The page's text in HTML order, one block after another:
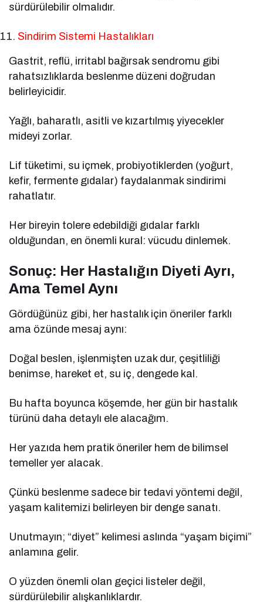
sürdürülebilir olmalıdır.
Sindirim Sistemi Hastalıkları
Gastrit, reflü, irritabl bağırsak sendromu gibi
rahatsızlıklarda beslenme düzeni doğrudan
belirleyicidir.
Yağlı, baharatlı, asitli ve kızartılmış yiyecekler
mideyi zorlar.
Lif tüketimi, su içmek, probiyotiklerden (yoğurt,
kefir, fermente gıdalar) faydalanmak sindirimi
rahatlatır.
Her bireyin tolere edebildiği gıdalar farklı
olduğundan, en önemli kural: vücudu dinlemek.
Sonuç: Her Hastalığın Diyeti Ayrı,
Ama Temel Aynı
Gördüğünüz gibi, her hastalık için öneriler farklı
ama özünde mesaj aynı:
Doğal beslen, işlenmişten uzak dur, çeşitliliği
benimse, hareket et, su iç, dengede kal.
Bu hafta boyunca köşemde, her gün bir hastalık
türünü daha detaylı ele alacağım.
Her yazıda hem pratik öneriler hem de bilimsel
temeller yer alacak.
Çünkü beslenme sadece bir tedavi yöntemi değil,
yaşam kalitemizi belirleyen bir denge sanatı.
Unutmayın; “diyet” kelimesi aslında “yaşam biçimi”
anlamına gelir.
O yüzden önemli olan geçici listeler değil,
sürdürülebilir alışkanlıklardır.